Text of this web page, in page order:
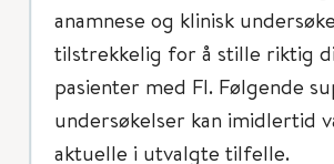
anamnese og klinisk
tilstrekkelig for å stille riktig
pasienter med FI. Følgende
undersøkelser kan imidlertid
aktuelle i utvalgte tilfelle.